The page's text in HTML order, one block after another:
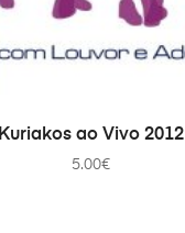
PRIDAŤ DO KOŠÍKA
Kuriakos ao Vivo 2012
5.00€